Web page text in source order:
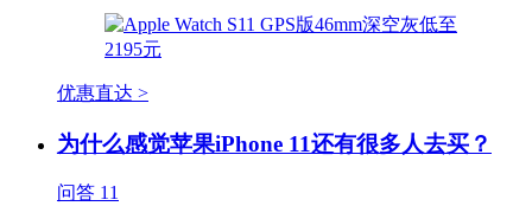
优惠直达 >
为什么感觉苹果iPhone 11还有很多人去买？
问答 11